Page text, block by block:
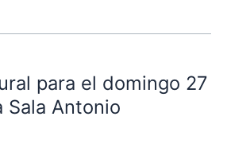
para el domingo 27
Sala Antonio